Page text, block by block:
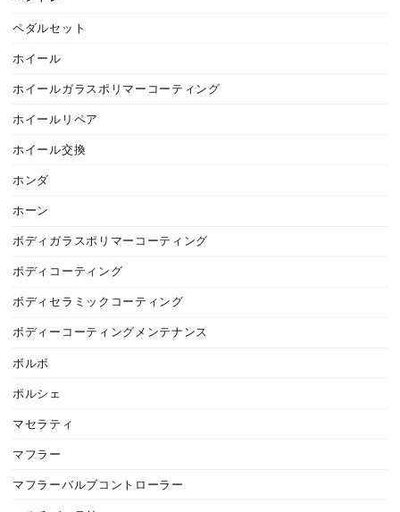
ペダルセット
ホイール
ホイールガラスポリマーコーティング
ホイールリペア
ホイール交換
ホンダ
ホーン
ボディガラスポリマーコーティング
ボディコーティング
ボディセラミックコーティング
ボディーコーティングメンテナンス
ボルボ
ポルシェ
マセラティ
マフラー
マフラーバルブコントローラー